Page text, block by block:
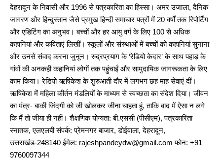
देहरादून के निवासी और 1996 से पत्रकारिता का हिस्सा। अमर उजाला, दैनिक
जागरण और हिन्दुस्तान जैसे प्रमुख हिन्दी समाचार पत्रों में 20 वर्षों तक रिपोर्टिंग
और एडिटिंग का अनुभव। बच्चों और हर आयु वर्ग के लिए 100 से अधिक
कहानियां और कविताएं लिखीं। स्कूलों और संस्थाओं में बच्चों को कहानियां सुनाना
और उनसे संवाद करना जुनून। रुद्रप्रयाग के ‘रेडियो केदार’ के साथ पहाड़ के
गांवों की अनकही कहानियां लोगों तक पहुंचाईं और सामुदायिक जागरूकता के लिए
काम किया। रेडियो ऋषिकेश के शुरुआती दौर में लगभग छह माह सेवाएं दीं।
ऋषिकेश में महिला कीर्तन मंडलियों के माध्यम से स्वच्छता का संदेश दिया। जीवन
का मंत्र- बाकी जिंदगी को जी खोलकर जीना चाहता हूं, ताकि बाद में ऐसा न लगे
कि मैं तो जीया ही नहीं। शैक्षणिक योग्यता: बी.एससी (पीसीएम), पत्रकारिता
स्नातक, एलएलबी संपर्क: प्रेमनगर बाजार, डोईवाला, देहरादून,
उत्तराखंड-248140 ईमेल: rajeshpandeydw@gmail.com फोन: +91
9760097344